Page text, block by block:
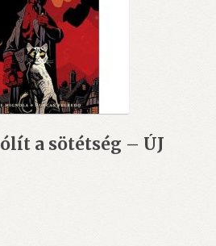
a sötétség – ÚJ